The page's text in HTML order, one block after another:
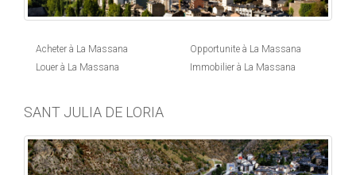
Acheter à La Massana
Louer à La Massana
Opportunite à La Massana
Immobilier à La Massana
SANT JULIA DE LORIA